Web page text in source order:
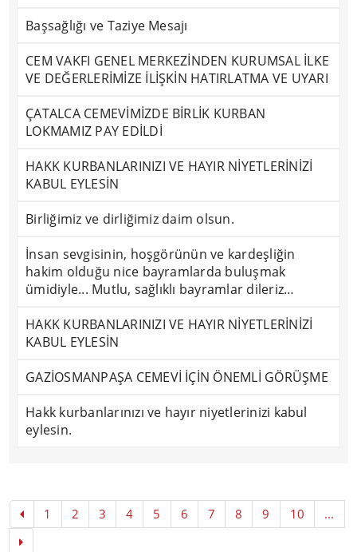
Başsağlığı ve Taziye Mesajı
CEM VAKFI GENEL MERKEZİNDEN KURUMSAL İLKE
VE DEĞERLERİMİZE İLİŞKİN HATIRLATMA VE UYARI
ÇATALCA CEMEVİMİZDE BİRLİK KURBAN
LOKMAMIZ PAY EDİLDİ
HAKK KURBANLARINIZI VE HAYIR NİYETLERİNİZİ
KABUL EYLESİN
Birliğimiz ve dirliğimiz daim olsun.
İnsan sevgisinin, hoşgörünün ve kardeşliğin
hakim olduğu nice bayramlarda buluşmak
ümidiyle... Mutlu, sağlıklı bayramlar dileriz…
HAKK KURBANLARINIZI VE HAYIR NİYETLERİNİZİ
KABUL EYLESİN
GAZİOSMANPAŞA CEMEVİ İÇİN ÖNEMLİ GÖRÜŞME
Hakk kurbanlarınızı ve hayır niyetlerinizi kabul
eylesin.
1 2 3 4 5 6 7 8 9 10 ...